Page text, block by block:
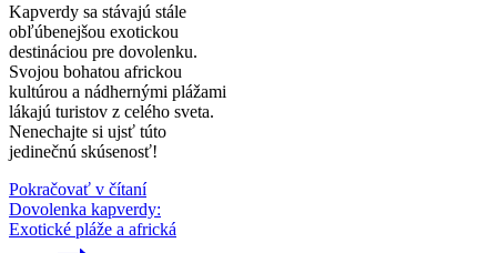
Kapverdy sa stávajú stále
obľúbenejšou exotickou
destináciou pre dovolenku.
Svojou bohatou africkou
kultúrou a nádhernými plážami
lákajú turistov z celého sveta.
Nenechajte si ujsť túto
jedinečnú skúsenosť!
Pokračovať v čítaní
Dovolenka kapverdy:
Exotické pláže a africká